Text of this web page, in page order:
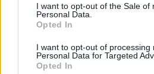
I want to opt-out of the Sale of
Personal Data.
Opted In
I want to opt-out of processing
Personal Data for Targeted
Opted In
gazdaságpolitikai
témája.Információ és
szeptemberben egyaránt...